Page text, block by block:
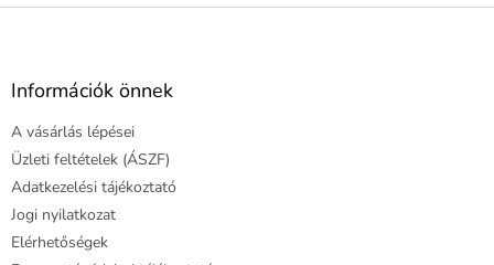
L
Információk önnek
A vásárlás lépései
Üzleti feltételek (ÁSZF)
Adatkezelési tájékoztató
Jogi nyilatkozat
Elérhetőségek